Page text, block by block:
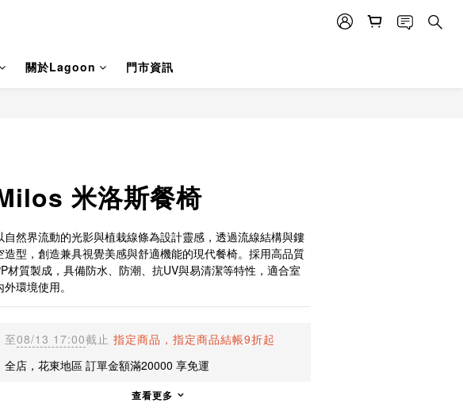
關於Lagoon 門市資訊
米洛斯餐椅
自然界流動的光影與植栽線條為設計靈感，透過流線結構與鏤
造型，創造兼具視覺美感與舒適機能的現代餐椅。採用高品質
材質製成，具備防水、防潮、抗UV與易清潔等特性，適合室
外環境使用。
至08/13 17:00截止 指定商品，指定商品結帳9折起
全店，花東地區 訂單金額滿20000 享免運
查看更多